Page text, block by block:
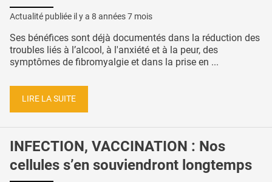
Actualité publiée il y a 8 années 7 mois
Ses bénéfices sont déjà documentés dans la réduction des
troubles liés à l’alcool, à l'anxiété et à la peur, des
symptômes de fibromyalgie et dans la prise en ...
LIRE LA SUITE
INFECTION, VACCINATION : Nos
cellules s’en souviendront longtemps